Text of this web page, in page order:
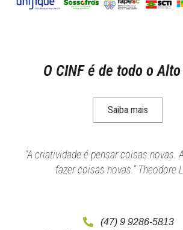
O CINF é de todo o
Saiba mais
“A criatividade é pensar coisas novas.
fazer coisas novas.” Theodore
(47) 9 9286-5813